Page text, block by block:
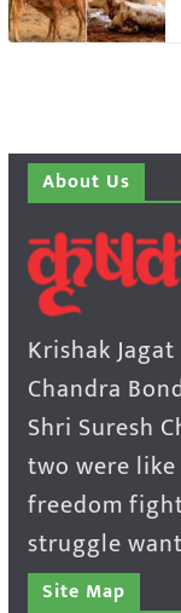
About Us
Krishak
Chandra
Shri Suresh
two were
freedom
struggle
Site Map